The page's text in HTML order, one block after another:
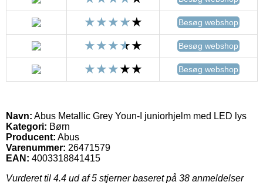
Besøg webshop
Besøg webshop
Besøg webshop
Navn: Abus Metallic Grey Youn-I juniorhjelm med LED lys
Kategori: Børn
Producent: Abus
Varenummer: 26471579
EAN: 4003318841415
Vurderet til 4.4 ud af 5 stjerner baseret på 38 anmeldelser